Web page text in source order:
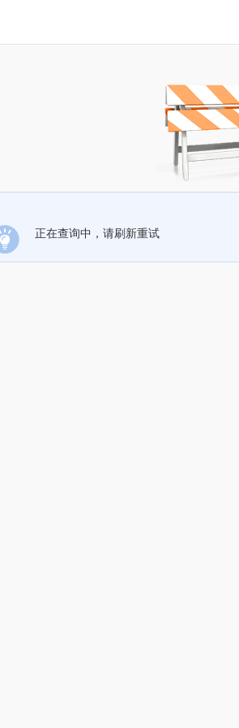
正在查询中，请刷新重试